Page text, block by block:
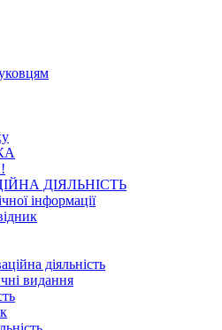
ДІЯЛЬНІСТЬ
інформації
діяльність
видання